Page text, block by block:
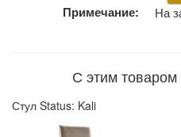
Примечание: На
С этим товаром
Стул Status: Kali